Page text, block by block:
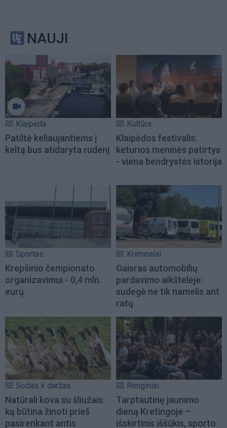
NAUJI
Klaipėda
Patiltė keliaujantiems į
keltą bus atidaryta rudenį
Kultūra
Klaipėdos festivalis:
keturios meninės patirtys
- viena bendrystės istorija
Sportas
Krepšinio čempionato
organizavimui - 0,4 mln.
eurų
Kriminalai
Gaisras automobilių
pardavimo aikštelėje:
sudegė ne tik namelis ant
ratų
Sodas ir daržas
Natūrali kova su šliužais:
ką būtina žinoti prieš
pasirenkant antis
Renginiai
Tarptautinę jaunimo
dieną Kretingoje –
išskirtinis iššūkis, sporto